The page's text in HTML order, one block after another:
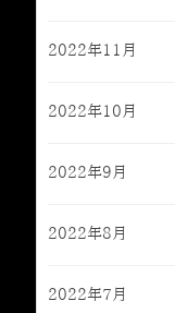
2022年11月
2022年10月
2022年9月
2022年8月
2022年7月